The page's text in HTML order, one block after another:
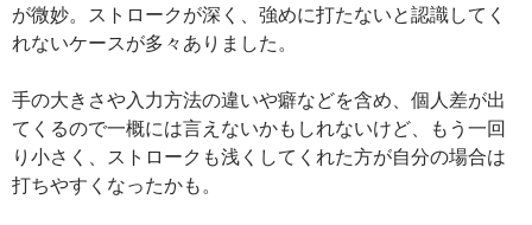
が微妙。ストロークが深く、強めに打たないと認識してく
れないケースが多々ありました。
手の大きさや入力方法の違いや癖などを含め、個人差が出
てくるので一概には言えないかもしれないけど、もう一回
り小さく、ストロークも浅くしてくれた方が自分の場合は
打ちやすくなったかも。